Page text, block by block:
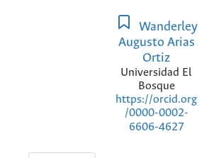
Wanderley
Augusto Arias
Ortiz
Universidad El
Bosque
https://orcid.org
/0000-0002-
6606-4627